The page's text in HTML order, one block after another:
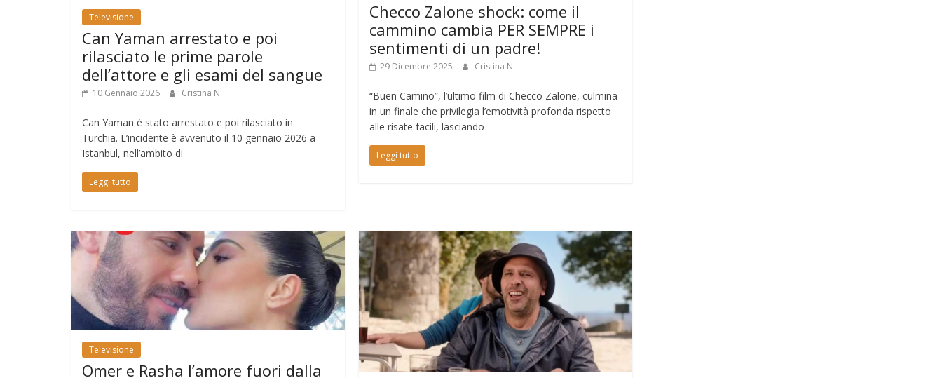
Televisione
Can Yaman arrestato e poi
rilasciato le prime parole
dell’attore e gli esami del sangue
10 Gennaio 2026 Cristina N
Can Yaman è stato arrestato e poi rilasciato in
Turchia. L’incidente è avvenuto il 10 gennaio 2026 a
Istanbul, nell’ambito di
Leggi tutto
Checco Zalone shock: come il
cammino cambia PER SEMPRE i
sentimenti di un padre!
29 Dicembre 2025 Cristina N
“Buen Camino”, l’ultimo film di Checco Zalone, culmina
in un finale che privilegia l’emotività profonda rispetto
alle risate facili, lasciando
Leggi tutto
Televisione
Omer e Rasha l’amore fuori dalla